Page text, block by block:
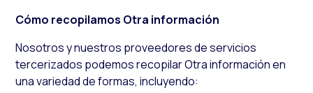
Cómo recopilamos Otra información
Nosotros y nuestros proveedores de servicios
tercerizados podemos recopilar Otra información en
una variedad de formas, incluyendo: